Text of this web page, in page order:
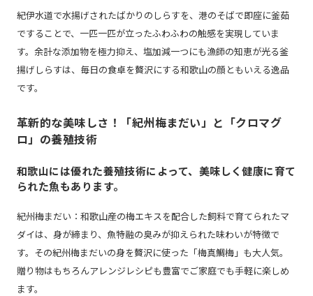
紀伊水道で水揚げされたばかりのしらすを、港のそばで即座に釜茹
ですることで、一匹一匹が立ったふわふわの触感を実現していま
す。余計な添加物を極力抑え、塩加減一つにも漁師の知恵が光る釜
揚げしらすは、毎日の食卓を贅沢にする和歌山の顔ともいえる逸品
です。
革新的な美味しさ！「紀州梅まだい」と「クロマグ
ロ」の養殖技術
和歌山には優れた養殖技術によって、美味しく健康に育て
られた魚もあります。
紀州梅まだい：和歌山産の梅エキスを配合した飼料で育てられたマ
ダイは、身が締まり、魚特融の臭みが抑えられた味わいが特徴で
す。その紀州梅まだいの身を贅沢に使った「梅真鯛梅」も大人気。
贈り物はもちろんアレンジレシピも豊富でご家庭でも手軽に楽しめ
ます。